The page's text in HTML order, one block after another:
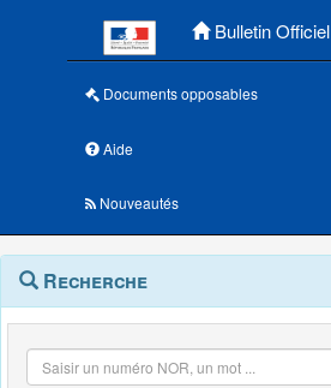
Bulletin Officiel
Documents opposables
Aide
Nouveautés
Navigation
outils
Menu
contextuel
Recherche